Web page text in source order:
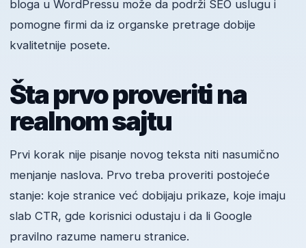
bloga u WordPressu može da podrži SEO uslugu i
pomogne firmi da iz organske pretrage dobije
kvalitetnije posete.
Šta prvo proveriti na
realnom sajtu
Prvi korak nije pisanje novog teksta niti nasumično
menjanje naslova. Prvo treba proveriti postojeće
stanje: koje stranice već dobijaju prikaze, koje imaju
slab CTR, gde korisnici odustaju i da li Google
pravilno razume nameru stranice.